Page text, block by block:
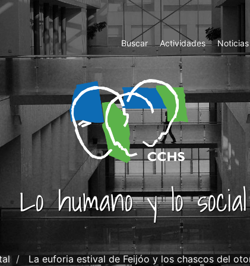
Top
Menu
Buscar Actividades Noticias
Lo humano y lo social
La euforia estival de Feijóo y los chascos del